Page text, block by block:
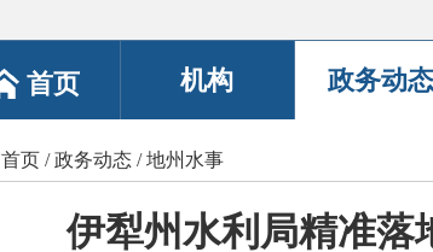
首页 机构 政务动态
首页 /政务动态 /地州水事
伊犁州水利局精准落